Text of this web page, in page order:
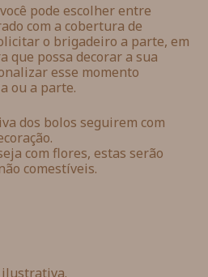
pode escolher entre
com a cobertura de
o brigadeiro a parte, em
que possa decorar a sua
esse momento
ou a parte.
dos bolos seguirem com
com flores, estas serão
comestíveis.